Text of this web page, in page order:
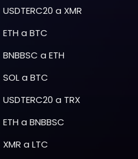
USDTERC20 a XMR
ETH a BTC
BNBBSC a ETH
SOLa BTC
USDTERC20 a TRX
ETH a BNBBSC
XMR a LTC